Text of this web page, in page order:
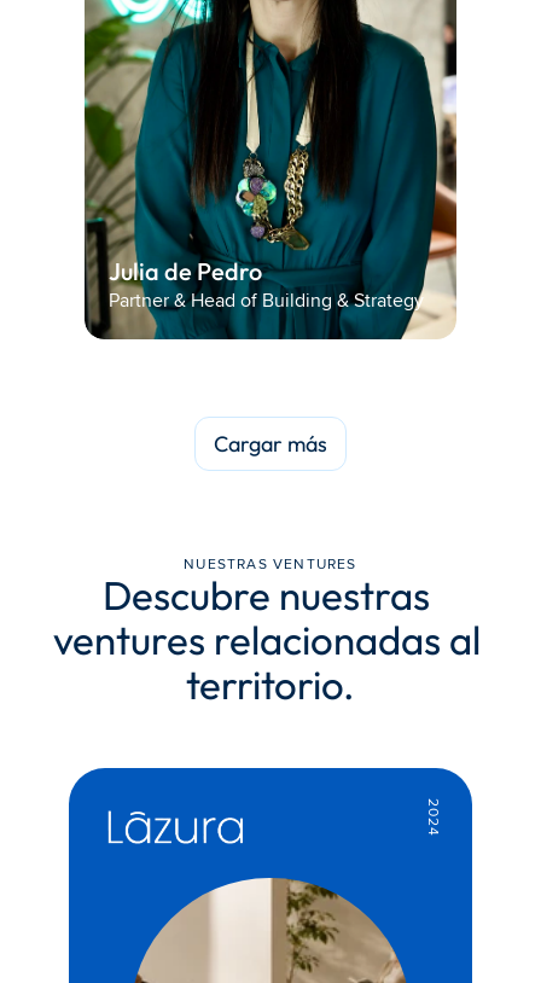
Julia de Pedro
Partner & Head of Building & Strategy
Cargar más
NUESTRAS VENTURES
Descubre nuestras
ventures relacionadas al
territorio.
2024